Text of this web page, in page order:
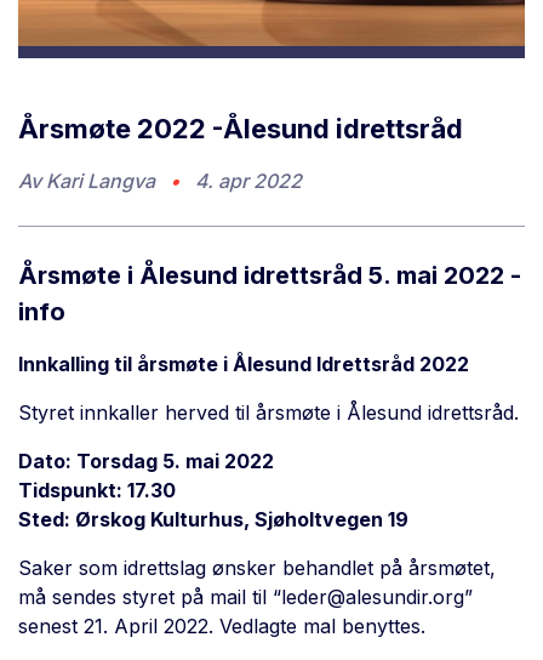
Årsmøte 2022 -Ålesund idrettsråd
AvKari Langva • 4. apr 2022
Årsmøte i Ålesund idrettsråd 5. mai 2022 -
info
Innkalling til årsmøte i Ålesund Idrettsråd 2022
Styret innkaller herved til årsmøte i Ålesund idrettsråd.
Dato: Torsdag 5. mai 2022
Tidspunkt: 17.30
Sted: Ørskog Kulturhus, Sjøholtvegen 19
Saker som idrettslag ønsker behandlet på årsmøtet,
må sendes styret på mail til “leder@alesundir.org”
senest 21. April 2022. Vedlagte mal benyttes.